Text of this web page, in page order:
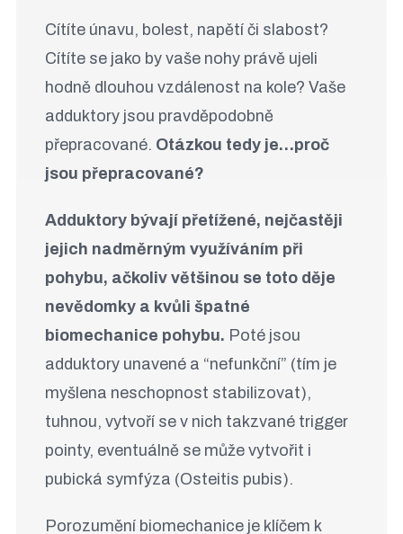
Cítíte únavu, bolest, napětí či slabost?
Cítíte se jako by vaše nohy právě ujeli
hodně dlouhou vzdálenost na kole? Vaše
adduktory jsou pravděpodobně
přepracované. Otázkou tedy je…proč
jsou přepracované?
Adduktory bývají přetížené, nejčastěji
jejich nadměrným využíváním při
pohybu, ačkoliv většinou se toto děje
nevědomky a kvůli špatné
biomechanice pohybu. Poté jsou
adduktory unavené a “nefunkční” (tím je
myšlena neschopnost stabilizovat),
tuhnou, vytvoří se v nich takzvané trigger
pointy, eventuálně se může vytvořit i
pubická symfýza (Osteitis pubis).
Porozumění biomechanice je klíčem k